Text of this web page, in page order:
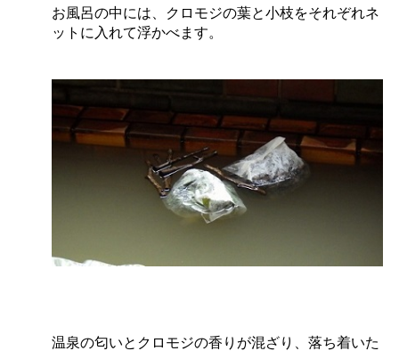
お風呂の中には、クロモジの葉と小枝をそれぞれネ
ットに入れて浮かべます。
温泉の匂いとクロモジの香りが混ざり、落ち着いた